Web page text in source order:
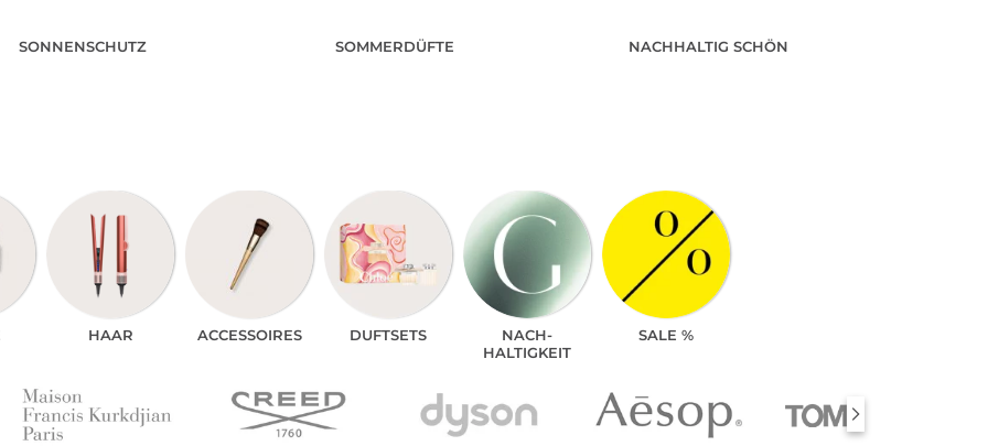
SONNENSCHUTZ SOMMERDÜFTE NACHHALTIG SCHÖN
HAAR ACCE­SSOIRES DUFTSETS
NACH­
HALTIGKEIT
SALE %